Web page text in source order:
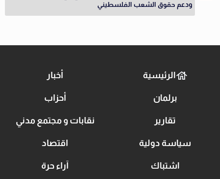
ودعم حقوق الشعب الفلسطيني
الرئيسية أخبار
برلمان أحزاب
تقارير نقابات و مجتمع مدني
سياسة دولية اقتصاد
اشتباك آراء حرة